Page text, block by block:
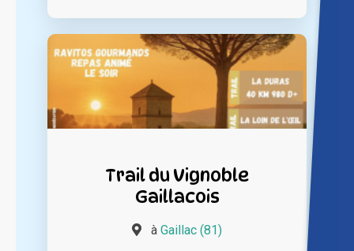
Trail du Vignoble
Gaillacois
à Gaillac (81)